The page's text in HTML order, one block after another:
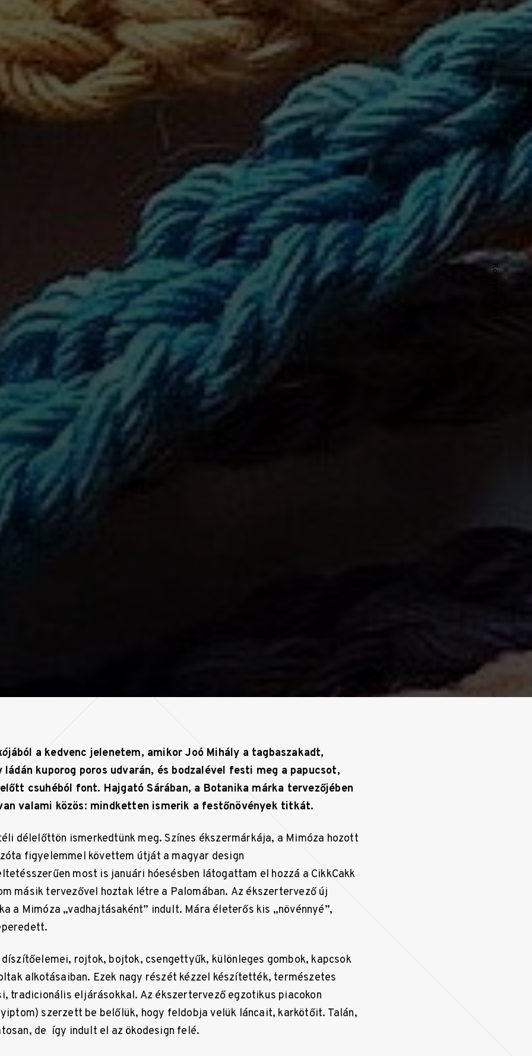
jából a kedvenc jelenetem, amikor Joó Mihály a tagbaszakadt,
kuporog poros udvarán, és bodzalével festi meg a papucsot,
csuhéból font. Hajgató Sárában, a Botanika márka tervezőjében
valami közös: mindketten ismerik a festőnövények titkát.
délelőttön ismerkedtünk meg. Színes ékszermárkája, a Mimóza hozott
figyelemmel követtem útját a magyar design
most is januári hóesésben látogattam el hozzá a CikkCakk
másik tervezővel hoztak létre a Palomában. Az ékszertervező új
a Mimóza „vadhajtásaként” indult. Mára életerős kis „növénnyé”,
rojtok, bojtok, csengettyűk, különleges gombok, kapcsok
alkotásaiban. Ezek nagy részét kézzel készítették, természetes
tradicionális eljárásokkal. Az ékszertervező egzotikus piacokon
szerzett be belőlük, hogy feldobja velük láncait, karkötőit. Talán,
de így indult el az ökodesign felé.
Következő cikk